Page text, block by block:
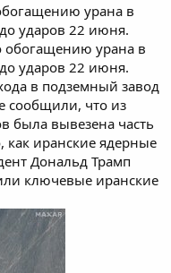
урана в
ударов 22 июня.
обогащению урана в
ударов 22 июня.
в подземный завод
сообщили, что из
была вывезена часть
как иранские ядерные
Дональд Трамп
ключевые иранские